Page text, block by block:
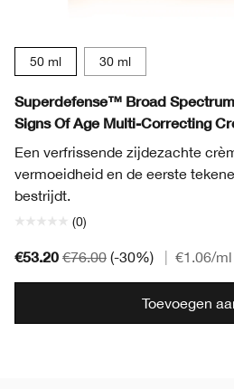
50 ml 30 ml
Superdefense™ Broad
Signs Of Age Multi-Correcting
Een verfrissende zijdezachte
vermoeidheid en de eerste
bestrijdt.
(0)
€53.20 €76.00 (-30%) €1.06/ml
Toevoegen